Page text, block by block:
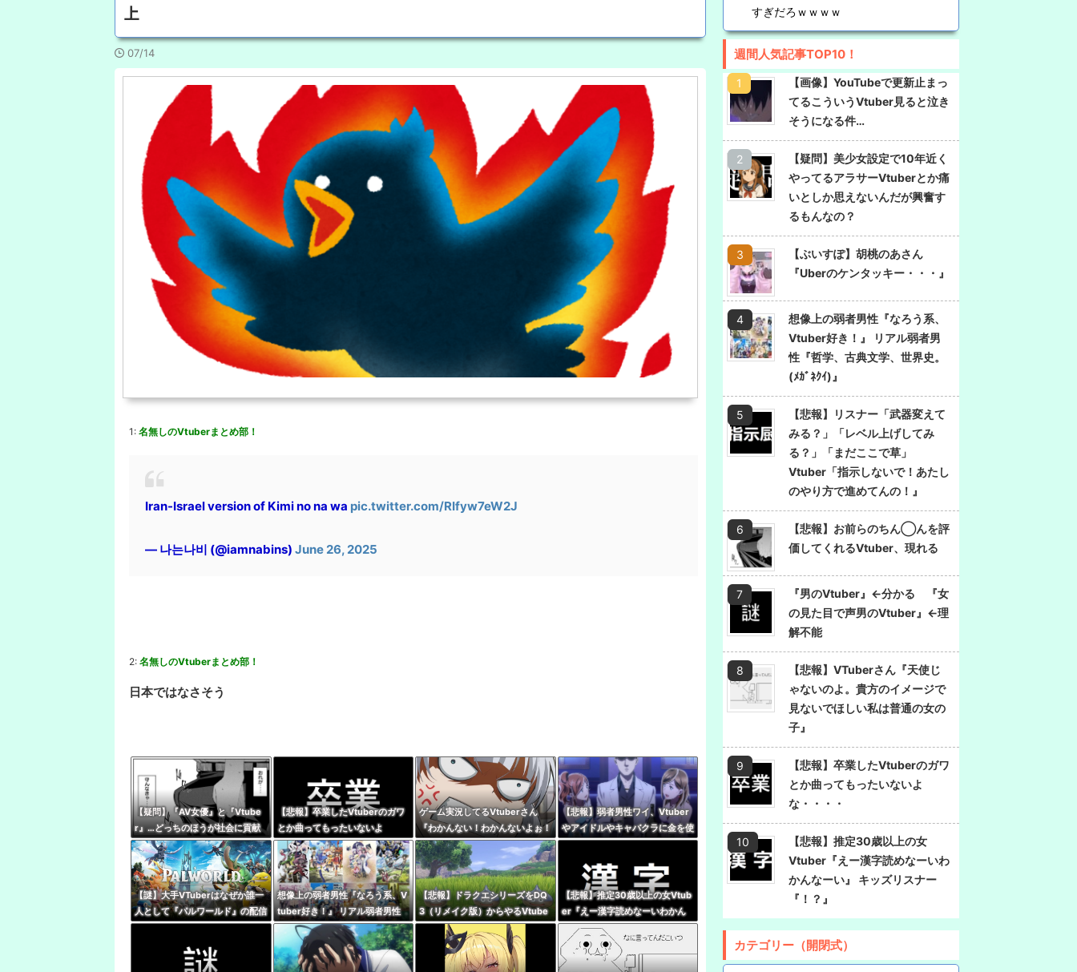
上
07/14
1: 名無しのVtuberまとめ部！
Iran-Israel version of Kimi no na wa pic.twitter.com/RIfyw7eW2J
— 나는나비 (@iamnabins) June 26, 2025
2: 名無しのVtuberまとめ部！
日本ではなさそう
【疑問】『AV女優』と『Vtube
r』…どっちのほうが社会に貢献
している？
【悲報】卒業したVtuberのガワ
とか曲ってもったいないよ
な・・・・
ゲーム実況してるVtuberさん
『わかんない！わかんないよぉ！
ｗ』 親切ボク『あっそれはです
ね！』 Ｖさん『ネタバレやめて
ね！』
【悲報】弱者男性ワイ、Vtuber
やアイドルやキャバクラに金を使
いまくる奴が理解できない…
【謎】大手VTuberはなぜか誰一
人として『パルワールド』の配信
やってないけど同接50万で世界2
想像上の弱者男性『なろう系、V
tuber好き！』 リアル弱者男性
『哲学、古典文学、世界史。(ﾒ
ｶﾞﾈｸｲ)』
【悲報】ドラクエシリーズをDQ
3（リメイク版）からやるVtube
rいるけど誰か止めろよな…
【悲報】推定30歳以上の女Vtub
er『えー漢字読めなーいわかん
なーい』 キッズリスナー
『！？』
すぎだろｗｗｗｗ
週間人気記事TOP10！
【画像】YouTubeで更新止まっ
てるこういうVtuber見ると泣き
そうになる件…
【疑問】美少女設定で10年近く
やってるアラサーVtuberとか痛
いとしか思えないんだが興奮す
るもんなの？
【ぶいすぽ】胡桃のあさん
『Uberのケンタッキー・・・』
想像上の弱者男性『なろう系、
Vtuber好き！』 リアル弱者男
性『哲学、古典文学、世界史。
(ﾒｶﾞﾈｸｲ)』
【悲報】リスナー「武器変えて
みる？」「レベル上げしてみ
る？」「まだここで草」
Vtuber「指示しないで！あたし
のやり方で進めてんの！』
【悲報】お前らのちん◯んを評
価してくれるVtuber、現れる
『男のVtuber』←分かる 『女
の見た目で声男のVtuber』←理
解不能
【悲報】VTuberさん『天使じ
ゃないのよ。貴方のイメージで
見ないでほしい私は普通の女の
子』
【悲報】卒業したVtuberのガワ
とか曲ってもったいないよ
な・・・・
【悲報】推定30歳以上の女
Vtuber『えー漢字読めなーいわ
かんなーい』 キッズリスナー
『！？』
カテゴリー（開閉式）